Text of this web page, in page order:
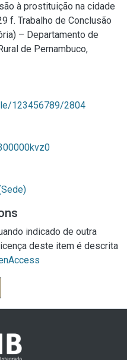
à prostituição na cidade
f. Trabalho de Conclusão
– Departamento de
de Pernambuco,
123456789/2804
indicado de outra
deste item é descrita